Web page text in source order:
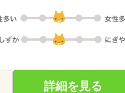
詳細を見る